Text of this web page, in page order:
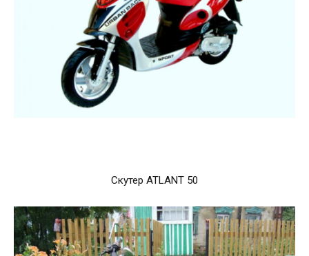
Скутер ATLANT 50